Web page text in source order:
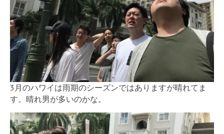
3月のハワイは雨期のシーズンではありますが晴れてま
す。晴れ男が多いのかな。